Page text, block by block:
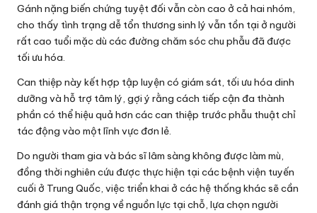
Gánh nặng biến chứng tuyệt đối vẫn còn cao ở cả hai nhóm,
cho thấy tình trạng dễ tổn thương sinh lý vẫn tồn tại ở người
rất cao tuổi mặc dù các đường chăm sóc chu phẫu đã được
tối ưu hóa.
Can thiệp này kết hợp tập luyện có giám sát, tối ưu hóa dinh
dưỡng và hỗ trợ tâm lý, gợi ý rằng cách tiếp cận đa thành
phần có thể hiệu quả hơn các can thiệp trước phẫu thuật chỉ
tác động vào một lĩnh vực đơn lẻ.
Do người tham gia và bác sĩ lâm sàng không được làm mù,
đồng thời nghiên cứu được thực hiện tại các bệnh viện tuyến
cuối ở Trung Quốc, việc triển khai ở các hệ thống khác sẽ cần
đánh giá thận trọng về nguồn lực tại chỗ, lựa chọn người